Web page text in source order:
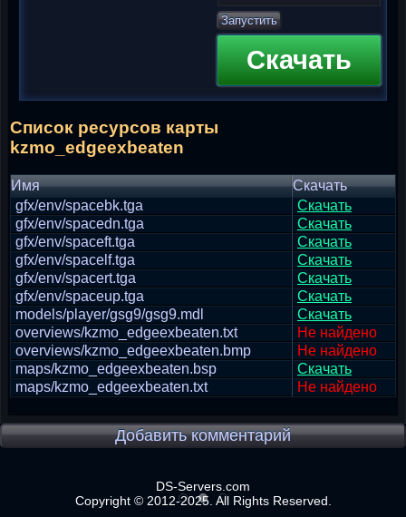
Запустить
Скачать
Список ресурсов карты
kzmo_edgeexbeaten
Имя
Скачать
gfx/env/spacebk.tga
Скачать
gfx/env/spacedn.tga
Скачать
gfx/env/spaceft.tga
Скачать
gfx/env/spacelf.tga
Скачать
gfx/env/spacert.tga
Скачать
gfx/env/spaceup.tga
Скачать
models/player/gsg9/gsg9.mdl
Скачать
overviews/kzmo_edgeexbeaten.txt
Не найдено
overviews/kzmo_edgeexbeaten.bmp
Не найдено
maps/kzmo_edgeexbeaten.bsp
Скачать
maps/kzmo_edgeexbeaten.txt
Не найдено
Добавить комментарий
DS-Servers.com
Copyright © 2012-2025. All Rights Reserved.